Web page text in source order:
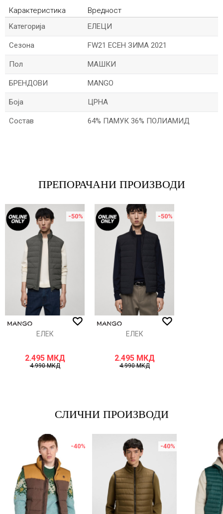
Карактеристика
Вредност
Kатегорија
ЕЛЕЦИ
Сезона FW21 ЕСЕН ЗИМА 2021
Пол МАШКИ
БРЕНДОВИ MANGO
Боја ЦРНА
Состав 64% ПАМУК 36% ПОЛИАМИД
ИСПРАТИ
ПРЕПОРАЧАНИ ПРОИЗВОДИ
-50%
ЕЛЕК
2.495 МКД
4.990МКД
-50%
ЕЛЕК
2.495 МКД
4.990МКД
СЛИЧНИ ПРОИЗВОДИ
-40% -40%